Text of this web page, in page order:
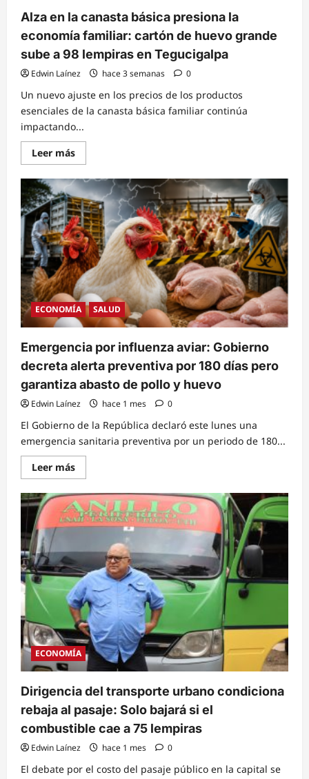
en
la
canasta
básica
Alza en la canasta básica presiona la
economía familiar: cartón de huevo grande
sube a 98 lempiras en Tegucigalpa
Edwin Laínez hace 3 semanas 0
Un nuevo ajuste en los precios de los productos
esenciales de la canasta básica familiar continúa
impactando...
Leer másRead
more
Alza
en
la
canasta
básica
presiona
la
economía
familiar:
cartón
de
huevo
grande
sube
a
98
en
Tegucigalpa
ECONOMÍA SALUD
Emergencia por influenza aviar: Gobierno
decreta alerta preventiva por 180 días pero
garantiza abasto de pollo y huevo
Edwin Laínez hace 1 mes 0
El Gobierno de la República declaró este lunes una
emergencia sanitaria preventiva por un periodo de 180...
Leer másRead
more
Emergencia
por
influenza
aviar:
decreta
alerta
preventiva
por
180
días
pero
garantiza
abasto
de
pollo
y
huevo
ECONOMÍA
Dirigencia del transporte urbano condiciona
rebaja al pasaje: Solo bajará si el
combustible cae a 75 lempiras
Edwin Laínez hace 1 mes 0
El debate por el costo del pasaje público en la capital se